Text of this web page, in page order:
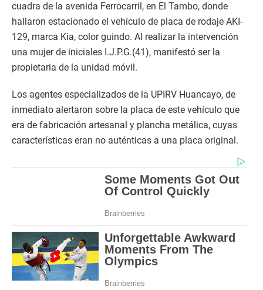
cuadra de la avenida Ferrocarril, en El Tambo, donde
hallaron estacionado el vehículo de placa de rodaje AKI-
129, marca Kia, color guindo. Al realizar la intervención
una mujer de iniciales I.J.P.G.(41), manifestó ser la
propietaria de la unidad móvil.
Los agentes especializados de la UPIRV Huancayo, de
inmediato alertaron sobre la placa de este vehículo que
era de fabricación artesanal y plancha metálica, cuyas
características eran no auténticas a una placa original.